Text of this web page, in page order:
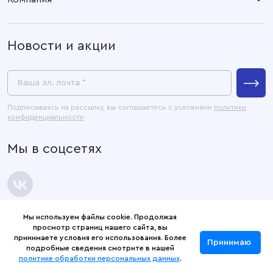
Пресс-центр
Контакты
Карта сайта
Новости и акции
Ваша эл. почта *
Подписываясь на рассылку, вы соглашаетесь с условиями политики
конфиденциальности
Мы в соцсетях
© 2026 Текстильная компания «Русский дом».
Политика конфиденциальности
Сделано вCADesign
Мы используем файлы cookie. Продолжая
просмотр страниц нашего сайта, вы
принимаете условия его использования. Более
подробные сведения смотрите в нашей
политике обработки персональных данных.
Принимаю